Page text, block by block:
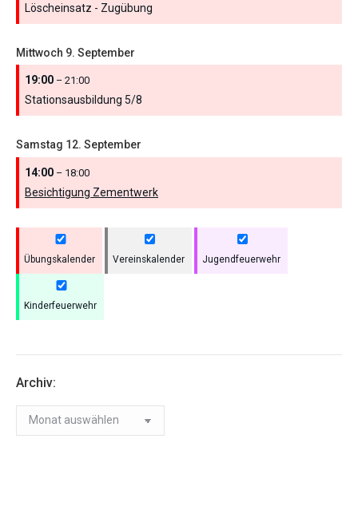
Löscheinsatz - Zugübung
Mittwoch 9. September
19:00 – 21:00
Stationsausbildung 5/8
Samstag 12. September
14:00 – 18:00
Besichtigung Zementwerk
Übungskalender Vereinskalender Jugendfeuerwehr
Kinderfeuerwehr
Archiv:
Archiv: